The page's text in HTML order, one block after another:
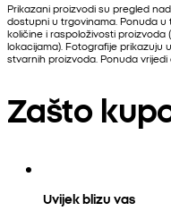
Prikazani proizvodi su pregled
dostupni u trgovinama. Ponuda
količine i raspoloživosti
lokacijama). Fotografije prikazuju
stvarnih proizvoda. Ponuda vrijedi
Zašto
Uvijek blizu vas